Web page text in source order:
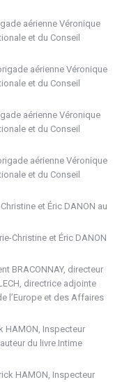
aérienne Véronique
et du Conseil
aérienne Véronique
et du Conseil
aérienne Véronique
et du Conseil
aérienne Véronique
et du Conseil
et Éric DANON au
Christine et Éric DANON
BRACONNAY, directeur
directrice adjointe
l’Europe et des Affaires
HAMON, Inspecteur
du livre Intime
HAMON, Inspecteur